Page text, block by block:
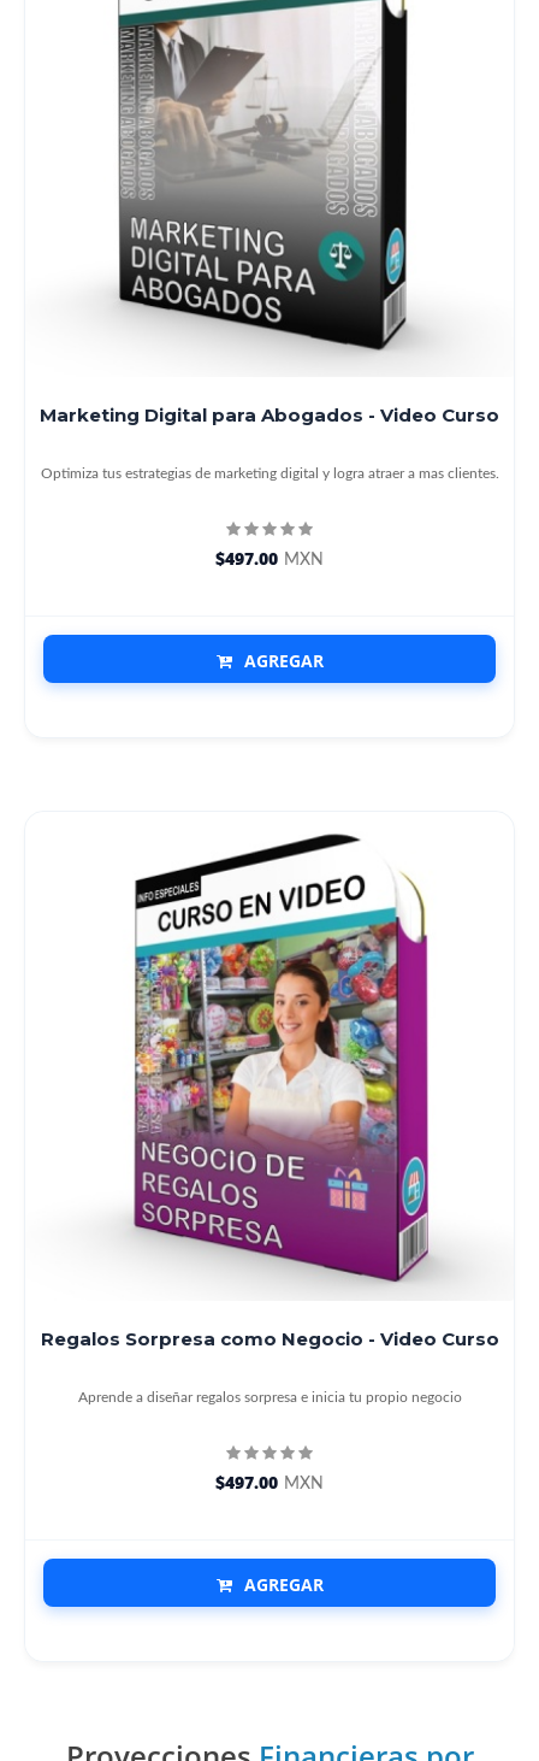
Marketing Digital para Abogados - Video Curso
Optimiza tus estrategias de marketing digital y logra atraer a mas clientes.
$497.00 MXN
AGREGAR
Regalos Sorpresa como Negocio - Video Curso
Aprende a diseñar regalos sorpresa e inicia tu propio negocio
$497.00 MXN
AGREGAR